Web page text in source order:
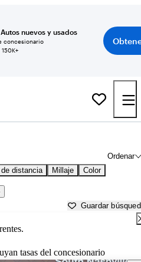
nuevos y usados
concesionario
150K+
Ordenar
distancia Millaje Color
Guardar
tasas del concesionario